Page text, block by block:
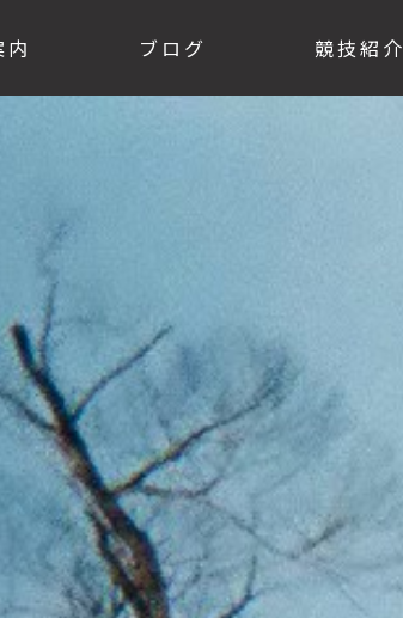
ブログ 競技紹介